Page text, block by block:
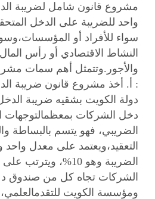
مشروع قانون شامل لضريبة
واحد للضريبة على الدخل
سواء للأفراد أو
النشاط الاقتصادي أو رأس
والأجور.وتتمثل أهم سمات
: أ‌. أخذ مشروع قانون ضريبة
دولة الكويت بشقيه ضريبة
دخل الشركات بمعظمالتوجهات
الضريبي، فهو يتسم بالبساطة
التعقيد،ويعتمد على معدل
الضريبة وهو 10%،
الشركات تجاه كل من صندوق
ومؤسسة الكويت للتقدمالعلمي،